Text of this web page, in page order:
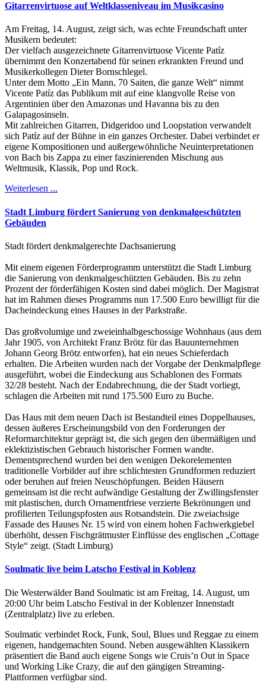
Gitarrenvirtuose auf Weltklasseniveau im Musikcasino
Am Freitag, 14. August, zeigt sich, was echte Freundschaft unter
Musikern bedeutet:
Der vielfach ausgezeichnete Gitarrenvirtuose Vicente Patíz
übernimmt den Konzertabend für seinen erkrankten Freund und
Musikerkollegen Dieter Bornschlegel.
Unter dem Motto „Ein Mann, 70 Saiten, die ganze Welt“ nimmt
Vicente Patíz das Publikum mit auf eine klangvolle Reise von
Argentinien über den Amazonas und Havanna bis zu den
Galapagosinseln.
Mit zahlreichen Gitarren, Didgeridoo und Loopstation verwandelt
sich Patíz auf der Bühne in ein ganzes Orchester. Dabei verbindet er
eigene Kompositionen und außergewöhnliche Neuinterpretationen
von Bach bis Zappa zu einer faszinierenden Mischung aus
Weltmusik, Klassik, Pop und Rock.
Weiterlesen ...
Stadt Limburg fördert Sanierung von denkmalgeschützten
Gebäuden
Stadt fördert denkmalgerechte Dachsanierung
Mit einem eigenen Förderprogramm unterstützt die Stadt Limburg
die Sanierung von denkmalgeschützten Gebäuden. Bis zu zehn
Prozent der förderfähigen Kosten sind dabei möglich. Der Magistrat
hat im Rahmen dieses Programms nun 17.500 Euro bewilligt für die
Dacheindeckung eines Hauses in der Parkstraße.
Das großvolumige und zweieinhalbgeschossige Wohnhaus (aus dem
Jahr 1905, von Architekt Franz Brötz für das Bauunternehmen
Johann Georg Brötz entworfen), hat ein neues Schieferdach
erhalten. Die Arbeiten wurden nach der Vorgabe der Denkmalpflege
ausgeführt, wobei die Eindeckung aus Schablonen des Formats
32/28 besteht. Nach der Endabrechnung, die der Stadt vorliegt,
schlagen die Arbeiten mit rund 175.500 Euro zu Buche.
Das Haus mit dem neuen Dach ist Bestandteil eines Doppelhauses,
dessen äußeres Erscheinungsbild von den Forderungen der
Reformarchitektur geprägt ist, die sich gegen den übermäßigen und
eklektizistischen Gebrauch historischer Formen wandte.
Dementsprechend wurden bei den wenigen Dekorelementen
traditionelle Vorbilder auf ihre schlichtesten Grundformen reduziert
oder beruhen auf freien Neuschöpfungen. Beiden Häusern
gemeinsam ist die recht aufwändige Gestaltung der Zwillingsfenster
mit plastischen, durch Ornamentfriese verzierte Bekrönungen und
profilierten Teilungspfosten aus Rotsandstein. Die zweiachsige
Fassade des Hauses Nr. 15 wird von einem hohen Fachwerkgiebel
überhöht, dessen Fischgrätmuster Einflüsse des englischen „Cottage
Style“ zeigt. (Stadt Limburg)
Soulmatic live beim Latscho Festival in Koblenz
Die Westerwälder Band Soulmatic ist am Freitag, 14. August, um
20:00 Uhr beim Latscho Festival in der Koblenzer Innenstadt
(Zentralplatz) live zu erleben.
Soulmatic verbindet Rock, Funk, Soul, Blues und Reggae zu einem
eigenen, handgemachten Sound. Neben ausgewählten Klassikern
präsentiert die Band auch eigene Songs wie Cruis’n Out in Space
und Working Like Crazy, die auf den gängigen Streaming-
Plattformen verfügbar sind.